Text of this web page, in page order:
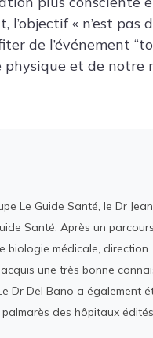
« n’est pas
de l’événement
et de notre
Le Guide Santé, le Dr
Santé. Après un
biologie médicale, direction
une très bonne
Dr Del Bano a également
des hôpitaux